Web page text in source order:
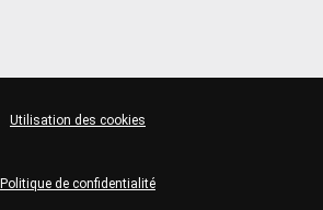
Politique de confidentialité
Utilisation des cookies